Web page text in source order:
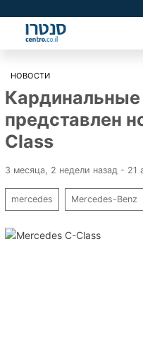
НОВОСТИ
Кардинальные
представлен
Class
3 месяца, 2 недели назад - 21
mercedes Mercedes-Benz